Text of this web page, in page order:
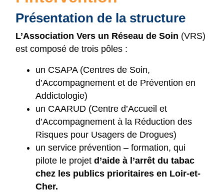
Présentation de la structure
L’Association Vers un Réseau de Soin (VRS)
est composé de trois pôles :
un CSAPA (Centres de Soin,
d’Accompagnement et de Prévention en
Addictologie)
un CAARUD (Centre d’Accueil et
d’Accompagnement à la Réduction des
Risques pour Usagers de Drogues)
un service prévention – formation, qui
pilote le projet d’aide à l’arrêt du tabac
chez les publics prioritaires en Loir-et-
Cher.